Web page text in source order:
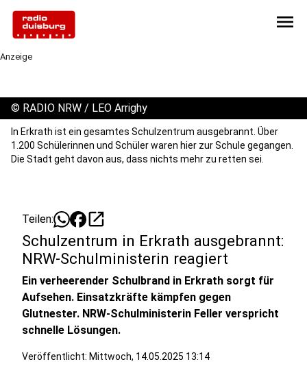
menu
Anzeige
© RADIO NRW / LEO Arrighy
In Erkrath ist ein gesamtes Schulzentrum ausgebrannt. Über
1.200 Schülerinnen und Schüler waren hier zur Schule gegangen.
Die Stadt geht davon aus, dass nichts mehr zu retten sei.
Teilen: open_in_new
Schulzentrum in Erkrath ausgebrannt:
NRW-Schulministerin reagiert
Ein verheerender Schulbrand in Erkrath sorgt für
Aufsehen. Einsatzkräfte kämpfen gegen
Glutnester. NRW-Schulministerin Feller verspricht
schnelle Lösungen.
Veröffentlicht: Mittwoch, 14.05.2025 13:14